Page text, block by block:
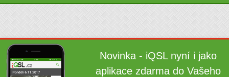
Novinka - iQSL nyní i jako
aplikace zdarma do Vašeho